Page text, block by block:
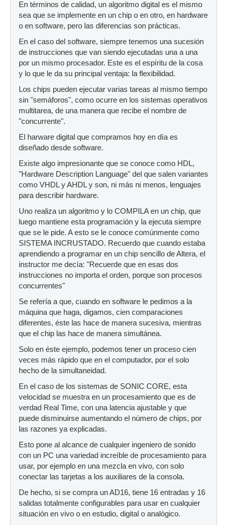
En términos de calidad, un algoritmo digital es el mismo
sea que se implemente en un chip o en otro, en hardware
o en software, pero las diferencias son prácticas.
En el caso del software, siempre tenemos una sucesión
de instrucciones que van siendo ejecutadas una a una
por un mismo procesador. Este es el espíritu de la cosa
y lo que le da su principal ventaja: la flexibilidad.
Los chips pueden ejecutar varias tareas al mismo tiempo
sin "semáforos", como ocurre en los sistemas operativos
multitarea, de una manera que recibe el nombre de
"concurrente".
El harware digital que compramos hoy en día es
diseñado desde software.
Existe algo impresionante que se conoce como HDL,
"Hardware Description Language" del que salen variantes
como VHDL y AHDL y son, ni más ni menos, lenguajes
para describir hardware.
Uno realiza un algoritmo y lo COMPILA en un chip, que
luego mantiene esta programación y la ejecuta siempre
que se le pide. A esto se le conoce comúnmente como
SISTEMA INCRUSTADO. Recuerdo que cuando estaba
aprendiendo a programar en un chip sencillo de Altera, el
instructor me decía: "Recuerde que en esas dos
instrucciones no importa el orden, porque son procesos
concurrentes"
Se refería a que, cuando en software le pedimos a la
máquina que haga, digamos, cien comparaciones
diferentes, éste las hace de manera sucesiva, mientras
que el chip las hace de manera simultánea.
Solo en éste ejemplo, podemos tener un proceso cien
veces más rápido que en el computador, por el solo
hecho de la simultaneidad.
En el caso de los sistemas de SONIC CORE, esta
velocidad se muestra en un procesamiento que es de
verdad Real Time, con una latencia ajustable y que
puede disminuirse aumentando el número de chips, por
las razones ya explicadas.
Esto pone al alcance de cualquier ingeniero de sonido
con un PC una variedad increíble de procesamiento para
usar, por ejemplo en una mezcla en vivo, con solo
conectar las tarjetas a los auxiliares de la consola.
De hecho, si se compra un AD16, tiene 16 entradas y 16
salidas totalmente configurables para usar en cualquier
situación en vivo o en estudio, digital o analógico.